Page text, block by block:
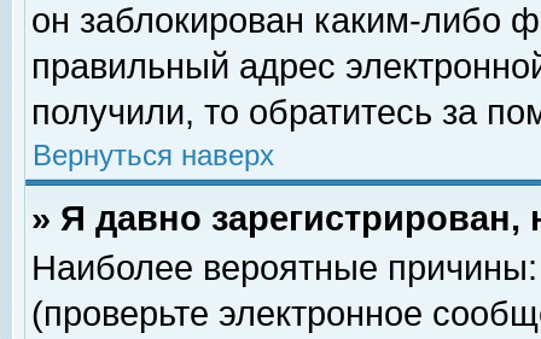
он заблокирован каким-либо
правильный адрес
получили, то обратитесь за
Вернуться наверх
» Я давно
Наиболее вероятные
(проверьте электронное